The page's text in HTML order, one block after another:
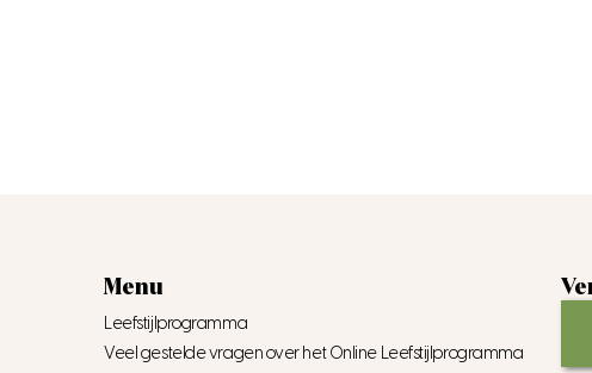
Menu
Leefstijlprogramma
Veel gestelde vragen over het Online Leefstijlprogramma